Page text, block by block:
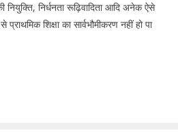
नियुक्ति, निर्धनता रूढ़िवादिता आदि अनेक ऐसे
शिक्षा का सार्वभौमीकरण नहीं हो पा